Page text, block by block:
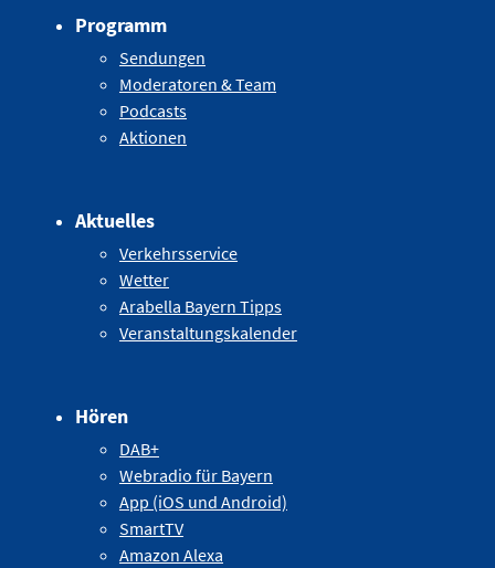
Programm
Sendungen
Moderatoren & Team
Podcasts
Aktionen
Aktuelles
Verkehrsservice
Wetter
Arabella Bayern Tipps
Veranstaltungskalender
Hören
DAB+
Webradio für Bayern
App (iOS und Android)
SmartTV
Amazon Alexa